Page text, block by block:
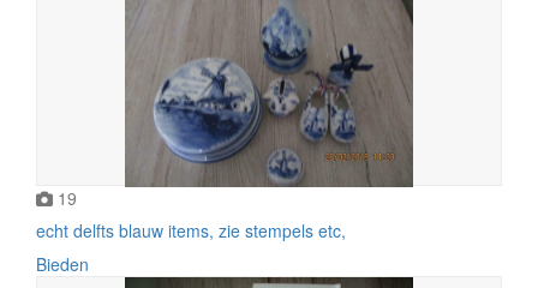
19
echt delfts blauw items, zie stempels etc,
Bieden